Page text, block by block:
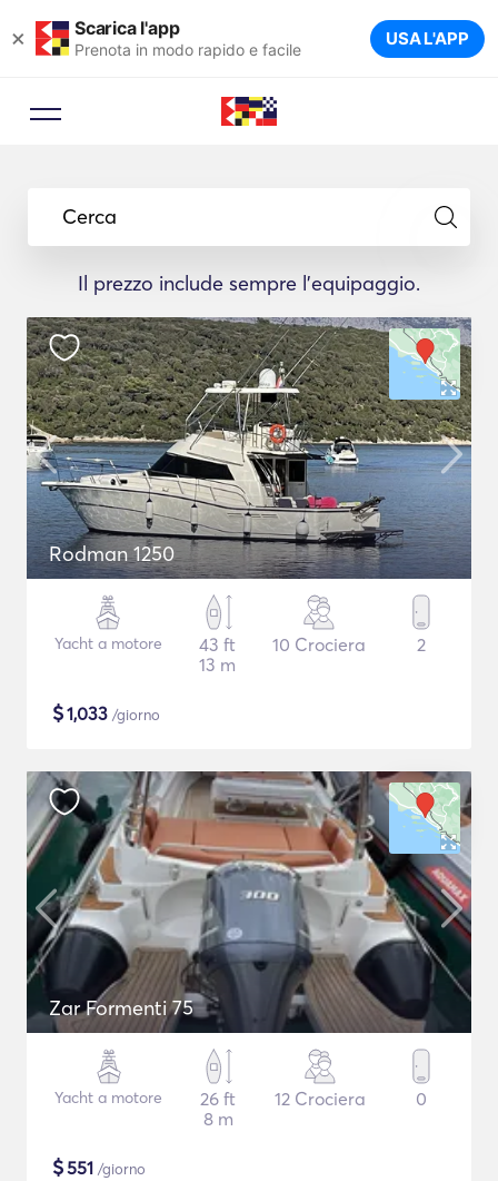
× Scarica l'app
Prenota in modo rapido e facile USA L'APP
Cerca
Il prezzo include sempre l'equipaggio.
Rodman 1250
Yacht a motore
43 ft
13 m
10 Crociera 2
$1,033 /giorno
Zar Formenti 75
Yacht a motore
26 ft
8 m
12 Crociera 0
$551 /giorno